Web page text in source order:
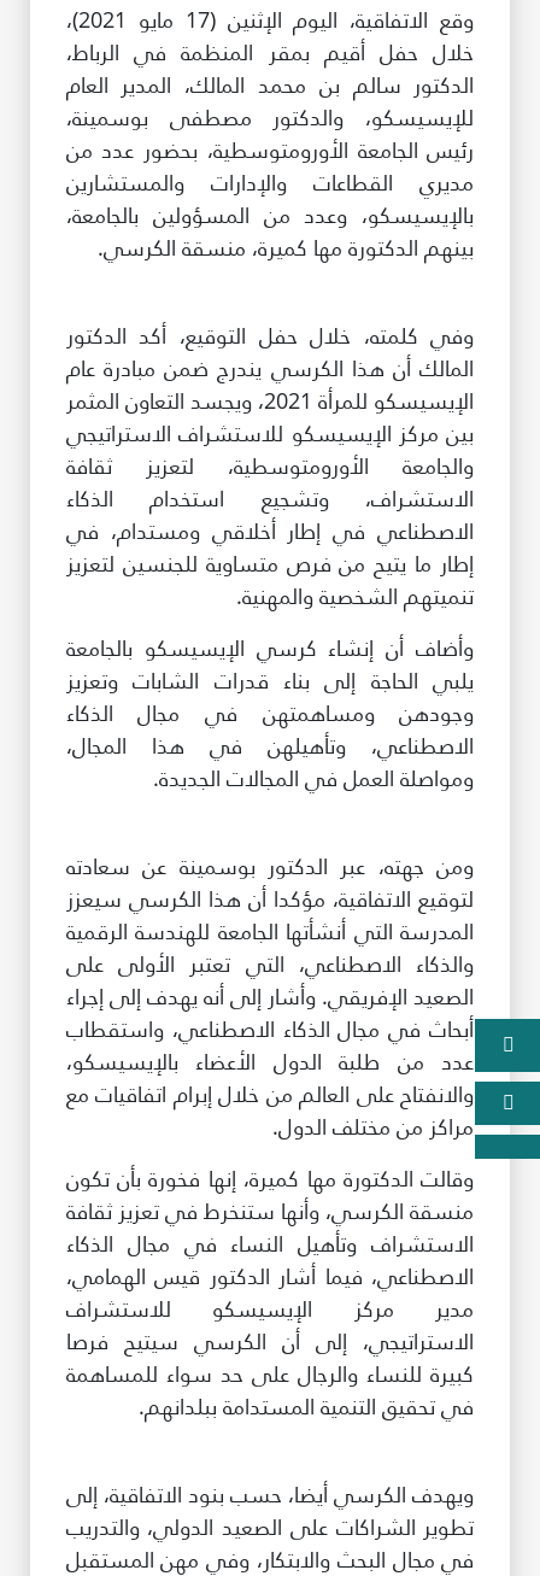
حقوق النسخ
إخلاء المسؤولية
سياسة وإجراءات أمن نظم المعلومات
سياسة وإجراءات الذكاء الاصطناعي
وقع الاتفاقية، اليوم الإثنين (17 مايو 2021)،
خلال حفل أقيم بمقر المنظمة في الرباط،
الدكتور سالم بن محمد المالك، المدير العام
للإيسيسكو، والدكتور مصطفى بوسمينة،
رئيس الجامعة الأورومتوسطية، بحضور عدد من
مديري القطاعات والإدارات والمستشارين
بالإيسيسكو، وعدد من المسؤولين بالجامعة،
بينهم الدكتورة مها كميرة، منسقة الكرسي.
وفي كلمته، خلال حفل التوقيع، أكد الدكتور
المالك أن هذا الكرسي يندرج ضمن مبادرة عام
الإيسيسكو للمرأة 2021، ويجسد التعاون المثمر
بين مركز الإيسيسكو للاستشراف الاستراتيجي
والجامعة الأورومتوسطية، لتعزيز ثقافة
الاستشراف، وتشجيع استخدام الذكاء
الاصطناعي في إطار أخلاقي ومستدام، في
إطار ما يتيح من فرص متساوية للجنسين لتعزيز
تنميتهم الشخصية والمهنية.
وأضاف أن إنشاء كرسي الإيسيسكو بالجامعة
يلبي الحاجة إلى بناء قدرات الشابات وتعزيز
وجودهن ومساهمتهن في مجال الذكاء
الاصطناعي، وتأهيلهن في هذا المجال،
ومواصلة العمل في المجالات الجديدة.
ومن جهته، عبر الدكتور بوسمينة عن سعادته
لتوقيع الاتفاقية، مؤكدا أن هذا الكرسي سيعزز
المدرسة التي أنشأتها الجامعة للهندسة الرقمية
والذكاء الاصطناعي، التي تعتبر الأولى على
الصعيد الإفريقي. وأشار إلى أنه يهدف إلى إجراء
أبحاث في مجال الذكاء الاصطناعي، واستقطاب
عدد من طلبة الدول الأعضاء بالإيسيسكو،
والانفتاح على العالم من خلال إبرام اتفاقيات مع
مراكز من مختلف الدول.
وقالت الدكتورة مها كميرة، إنها فخورة بأن تكون
منسقة الكرسي، وأنها ستنخرط في تعزيز ثقافة
الاستشراف وتأهيل النساء في مجال الذكاء
الاصطناعي، فيما أشار الدكتور قيس الهمامي،
مدير مركز الإيسيسكو للاستشراف
الاستراتيجي، إلى أن الكرسي سيتيح فرصا
كبيرة للنساء والرجال على حد سواء للمساهمة
في تحقيق التنمية المستدامة ببلدانهم.
ويهدف الكرسي أيضا، حسب بنود الاتفاقية، إلى
تطوير الشراكات على الصعيد الدولي، والتدريب
في مجال البحث والابتكار، وفي مهن المستقبل